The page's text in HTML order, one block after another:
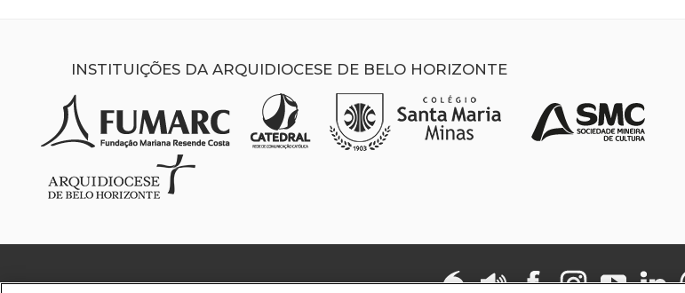
INSTITUIÇÕES DA ARQUIDIOCESE DE BELO HORIZONTE